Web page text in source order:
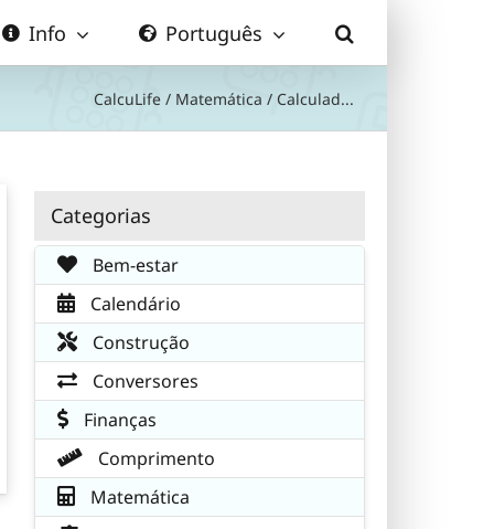
Info Português
CalcuLife / Matemática / Calculad...
Categorias
Bem-estar
Calendário
Construção
Conversores
Finanças
Comprimento
Matemática